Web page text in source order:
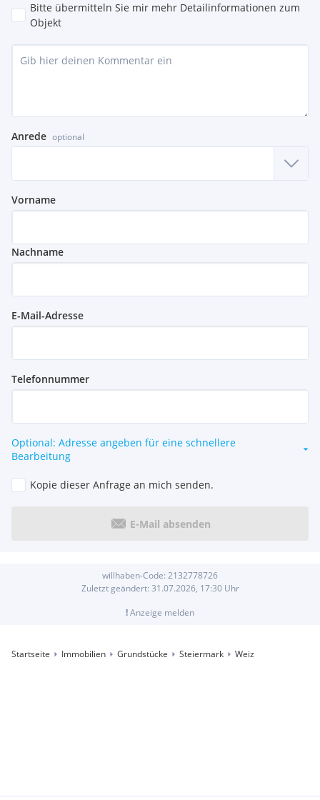
Bitte übermitteln Sie mir mehr Detailinformationen zum
Objekt
Anrede optional
Vorname
Nachname
E-Mail-Adresse
Telefonnummer
Optional: Adresse angeben für eine schnellere
Bearbeitung
Kopie dieser Anfrage an mich senden.
E-Mail absenden
willhaben-Code: 2132778726
Zuletzt geändert: 31.07.2026, 17:30Uhr
!Anzeige melden
Startseite Immobilien Grundstücke Steiermark Weiz